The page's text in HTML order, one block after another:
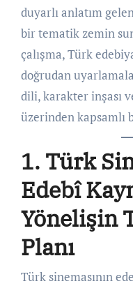
duyarlı anlatım
bir tematik zemin
çalışma, Türk
doğrudan
dili, karakter inşası
üzerinden kapsamlı
1. Türk
Edebî
Yönelişin
Planı
Türk sinemasının